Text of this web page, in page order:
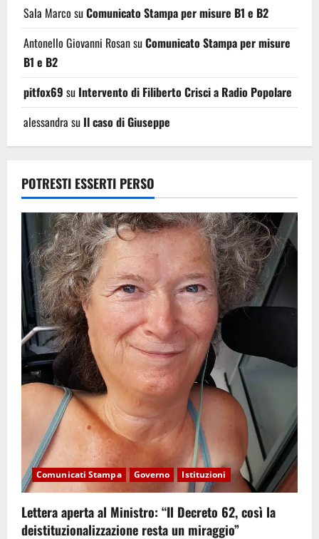
Sala Marco suComunicato Stampa per misure B1 e B2
Antonello Giovanni RosansuComunicato Stampa per misure
B1 e B2
pitfox69 su Intervento di Filiberto Crisci a Radio Popolare
alessandra su Il caso di Giuseppe
POTRESTI ESSERTI PERSO
Comunicati Stampa Governo Istituzioni
Lettera aperta al Ministro: “Il Decreto 62, così la
deistituzionalizzazione resta un miraggio”